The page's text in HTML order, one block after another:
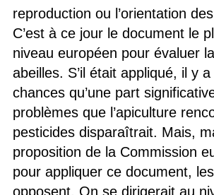
reproduction ou l’orientation
C’est à ce jour le document le
niveau européen pour évaluer
abeilles. S’il était appliqué, il y
chances qu’une part
problèmes que l’apiculture
pesticides disparaîtrait. Mais,
proposition de la Commission
pour appliquer ce document,
opposent. On se dirigerait au